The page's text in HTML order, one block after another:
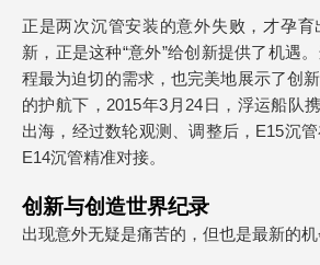
正是两次沉管安装的意外失败，才孕育
新，正是这种“意外”给创新提供了机遇
程最为迫切的需求，也完美地展示了创
的护航下，2015年3月24日，浮运船队
出海，经过数轮观测、调整后，E15沉
E14沉管精准对接。
创新与创造世界纪录
出现意外无疑是痛苦的，但也是最新的机